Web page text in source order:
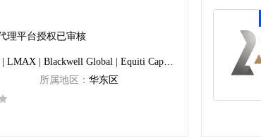
FISG 星际集团
ADSS达汇 GMI ICM英国艾森
Swissquote | LMAX | Blackwell Global | Equiti Capital | Axi
所属地区： 华东区